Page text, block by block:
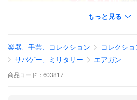
● 取り外したノーマルパーツは、再利用
ない事と、新品の化粧箱に入らず、本
ますので、廃棄をさせて頂いておりま
い。
● 返送をご要望される際には注文時にそ
もっと見る
楽器、手芸、コレクション
コレクシ
サバゲー、ミリタリー
エアガン
商品 コード： 603817